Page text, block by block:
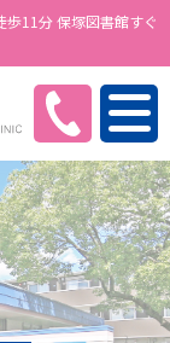
11分 保塚図書館すぐ